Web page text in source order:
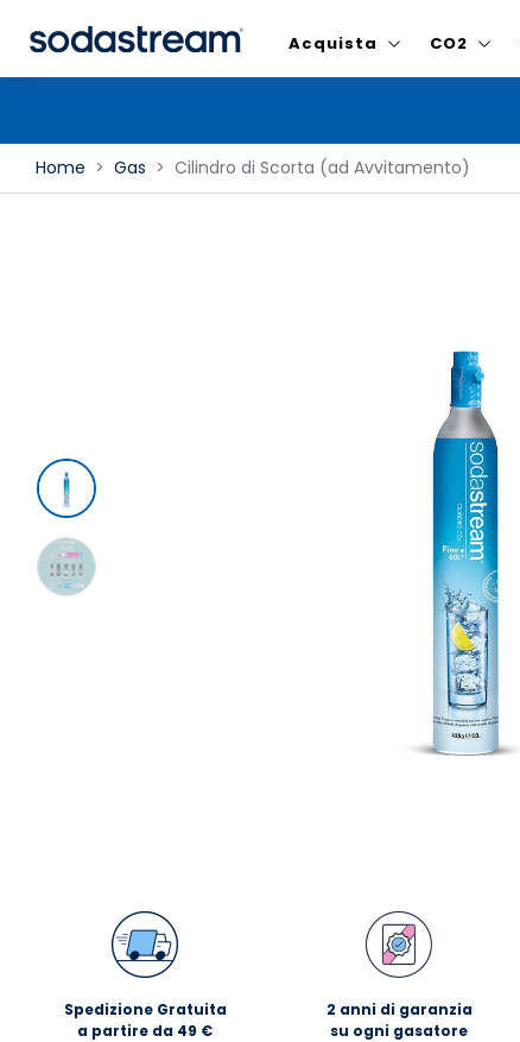
Acquista CO2
Home Gas Cilindro di Scorta (ad Avvitamento)
Spedizione Gratuita
a partire da 49 €
2 anni di garanzia
su ogni gasatore